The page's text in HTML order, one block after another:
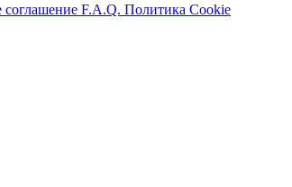
соглашение F.A.Q. Политика Cookie